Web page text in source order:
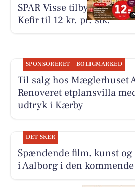
SPAR Visse tilbyder
Kefir til 12 kr. pr. stk.
SPONSORERET BOLIGMARKED
Til salg hos Mæglerhuset
Renoveret etplansvilla
udtryk i Kærby
DET SKER
Spændende film, kunst
i Aalborg i den